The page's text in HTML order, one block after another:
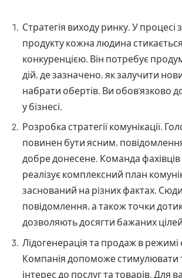
Стратегія виходу ринку. У процесі
продукту кожна людина
конкуренцією. Він потребує
дій, де зазначено, як залучити
набрати обертів. Ви обов’язково
у бізнесі.
Розробка стратегії комунікації.
повинен бути ясним,
добре донесене. Команда
реалізує комплексний план
заснований на різних фактах.
повідомлення, а також точки
дозволяють досягти бажаних
Лідогенерація та продаж в режимі
Компанія допоможе стимулювати
інтерес до послуг та товарів. Для